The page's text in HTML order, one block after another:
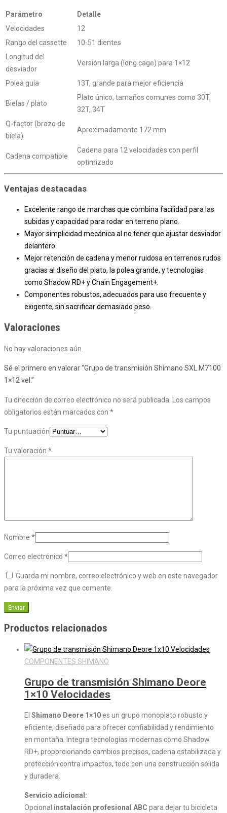
Parámetro
Detalle
Velocidades
12
Rango del cassette
10-51 dientes
Longitud del
desviador
Versión larga (long cage) para 1×12
Polea guía 13T, grande para mejor eficiencia
Bielas / plato
Plato único, tamaños comunes como 30T,
32T, 34T
Q-factor (brazo de
biela)
Aproximadamente 172 mm
Cadena compatible
Cadena para 12 velocidades con perfil
optimizado
Ventajas destacadas
Excelente rango de marchas que combina facilidad para las
subidas y capacidad para rodar en terreno plano.
Mayor simplicidad mecánica al no tener que ajustar desviador
delantero.
Mejor retención de cadena y menor ruidosa en terrenos rudos
gracias al diseño del plato, la polea grande, y tecnologías
como Shadow RD+ y Chain Engagement+.
Componentes robustos, adecuados para uso frecuente y
exigente, sin sacrificar demasiado peso.
Valoraciones
No hay valoraciones aún.
Sé el primero en valorar “Grupo de transmisión Shimano SXL M7100
1×12 vel.”
Tu dirección de correo electrónico no será publicada.
Los campos
obligatorios están marcados con *
Tu puntuación
Tu valoración *
Nombre *
Correo electrónico *
Guarda mi nombre, correo electrónico y web en este navegador
para la próxima vez que comente.
Productos relacionados
COMPONENTES SHIMANO
Grupo de transmisión Shimano Deore
1×10 Velocidades
El Shimano Deore 1×10es un grupo monoplato robusto y
eficiente, diseñado para ofrecer confiabilidad y rendimiento
en montaña. Integra tecnologías modernas como Shadow
RD+, proporcionando cambios precisos, cadena estabilizada y
protección contra impactos, todo con una construcción sólida
y duradera.
Servicio adicional:
Opcional instalación profesional ABC para dejar tu bicicleta